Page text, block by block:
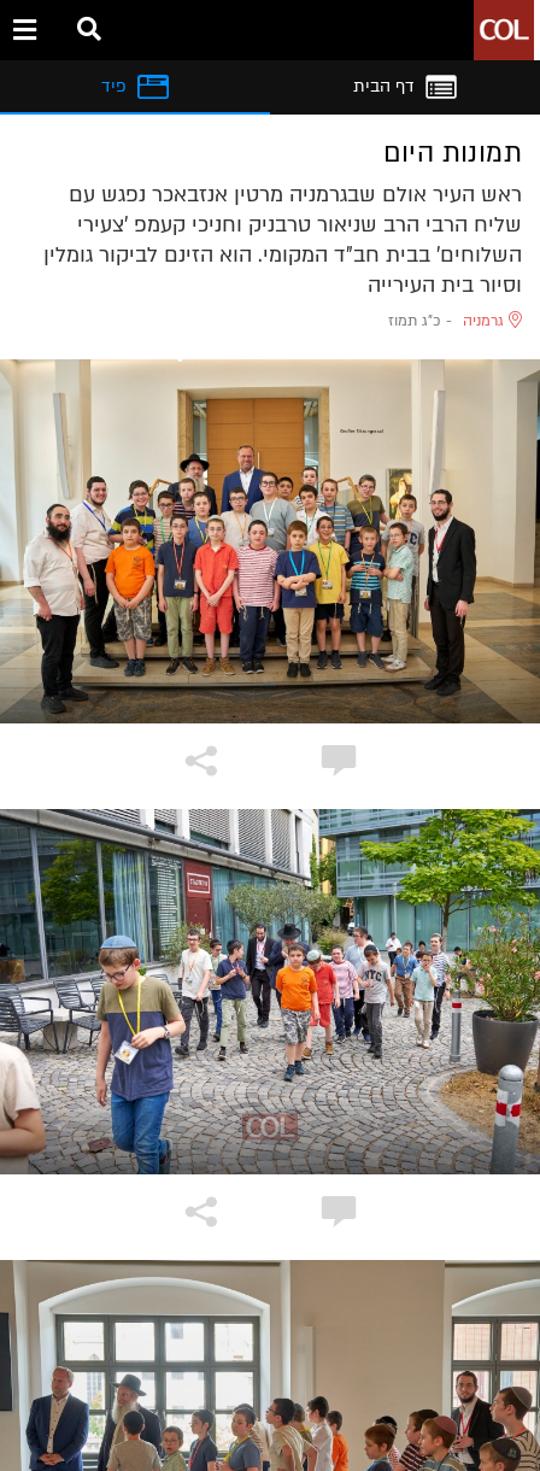
דף הבית
תמונות היום
ראש העיר אולם שבגרמניה מרטין אנזבאכר נפגש עם
שליח הרבי הרב שניאור טרבניק וחניכי קעמפ 'צעירי
השלוחים' בבית חב"ד המקומי. הוא הזינם לביקור גומלין
וסיור בית העירייה
גרמניה -כ"ג תמוז